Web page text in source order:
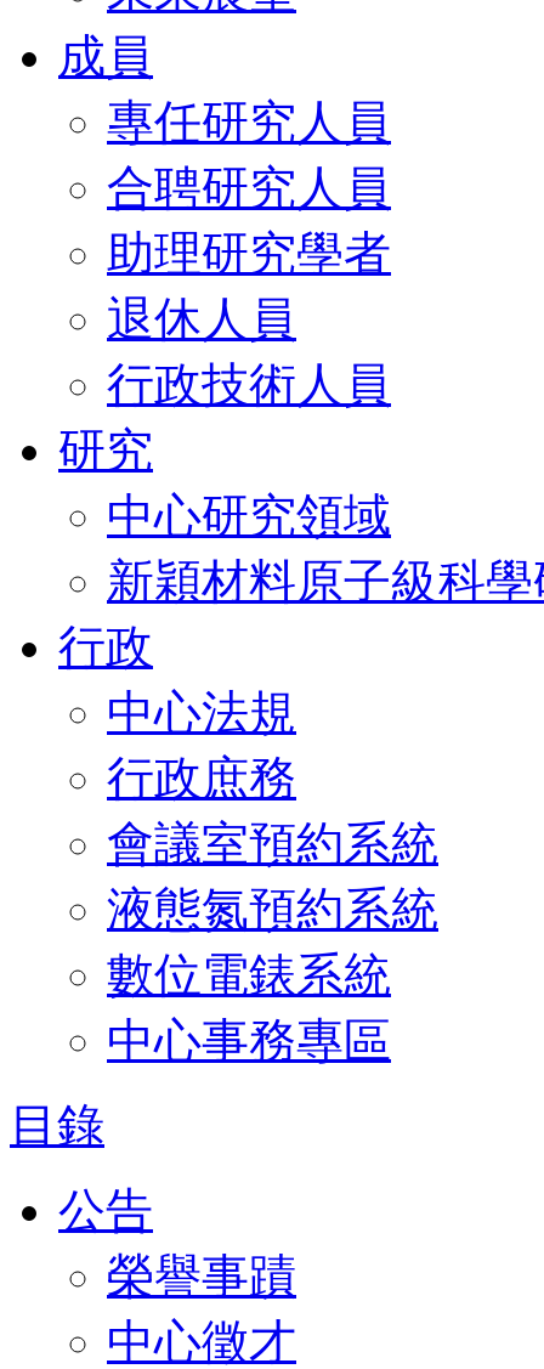
成員
專任研究人員
合聘研究人員
助理研究學者
退休人員
行政技術人員
研究
中心研究領域
新穎材料原子級科
行政
中心法規
行政庶務
會議室預約系統
液態氮預約系統
數位電錶系統
中心事務專區
目錄
公告
榮譽事蹟
中心徵才